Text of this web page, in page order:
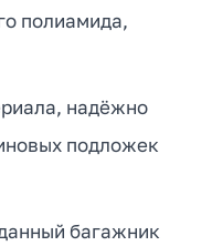
полиамида,
надёжно
подложек
багажник